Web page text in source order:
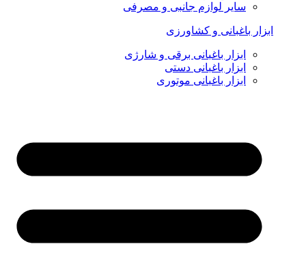
سایر لوازم جانبی و مصرفی
ابزار باغبانی و کشاورزی
ابزار باغبانی برقی و شارژی
ابزار باغبانی دستی
ابزار باغبانی موتوری